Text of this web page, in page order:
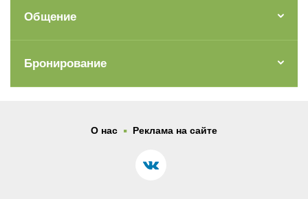
Общение
Бронирование
О нас . Реклама на сайте